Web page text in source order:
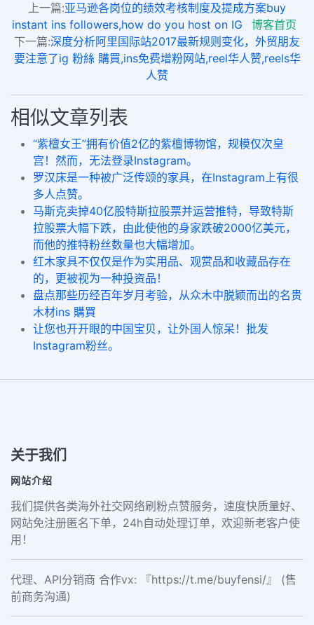
上一篇:亚马逊各岗位的绩效考核制度及提成方案buy
instant ins followers,how do you host on IG
博客首页
下一篇:深度分析阿里国际站2017最新规则变化，外贸朋友
要注意了ig 粉絲 購買,ins免费增粉网站,reel华人赞,reels华
人赞
相似文章列表
“紫檀女王”拥有价值2亿的紫檀博物馆，规模仅次皇
宫！然而，无法登录Instagram。
罗汉床是一种被广泛传颂的家具，在Instagram上有很
多人点赞。
马斯克卖掉40亿股特斯拉股票并运营推特，导致特斯
拉股票大幅下跌，由此使他的身家跌破2000亿美元，
而他的推特粉丝数量也大幅增加。
红木家具不仅仅是作为实用品、观赏品和收藏品存在
的，更被视为一种投资品！
盘点那些历经百年岁月考验，从众木中脱颖而出的名贵
木材ins 購買
让您也开开眼的中国宝贝，让外国人惊呆！批发
Instagram粉丝。
关于我们
网站介绍
我们提供各类海外社交网络刷粉点赞服务，速度快质量好、
网站免注册匿名下单，24h自动处理订单，欢迎新老客户使
用！
代理、API分销商 合作vx: 『https://t.me/buyfensi/』 (售
前商务沟通)